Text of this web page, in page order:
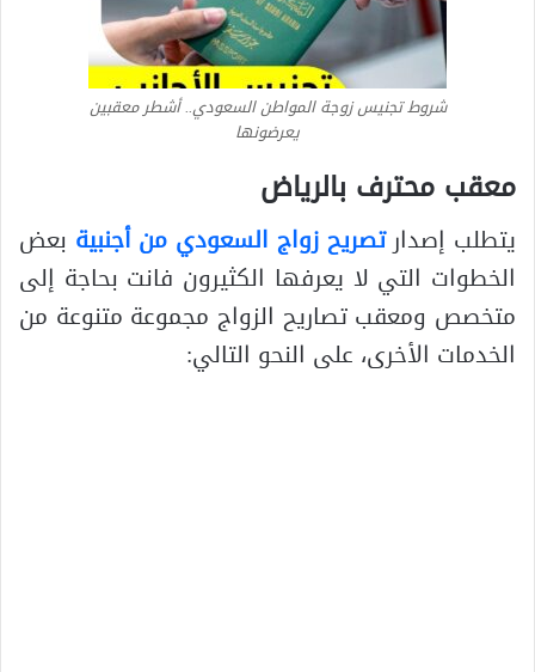
شروط تجنيس زوجة المواطن السعودي.. أشطر معقبين
يعرضونها
معقب محترف بالرياض
يتطلب إصدار تصريح زواج السعودي من أجنبية بعض
الخطوات التي لا يعرفها الكثيرون فانت بحاجة إلى
متخصص ومعقب تصاريح الزواج مجموعة متنوعة من
الخدمات الأخرى، على النحو التالي: